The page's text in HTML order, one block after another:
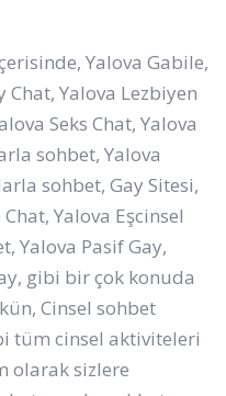
Yalova Gabile,
Chat, Yalova Lezbiyen
Seks Chat, Yalova
sohbet, Yalova
sohbet, Gay Sitesi,
Yalova Eşcinsel
Yalova Pasif Gay,
gibi bir çok konuda
Cinsel sohbet
tüm cinsel aktiviteleri
olarak sizlere